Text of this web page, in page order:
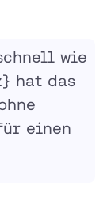
wie
hat das
einen